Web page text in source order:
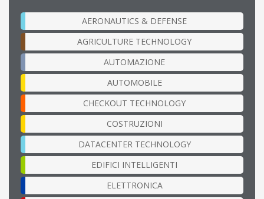
AERONAUTICS & DEFENSE
AGRICULTURE TECHNOLOGY
AUTOMAZIONE
AUTOMOBILE
CHECKOUT TECHNOLOGY
COSTRUZIONI
DATACENTER TECHNOLOGY
EDIFICI INTELLIGENTI
ELETTRONICA